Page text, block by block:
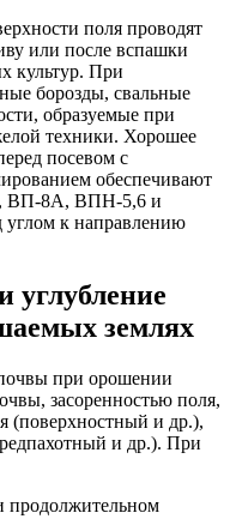
поля проводят
или после вспашки
культур. При
борозды, свальные
образуемые при
техники. Хорошее
посевом с
обеспечивают
ВП-8А, ВПН-5,6 и
углом к направлению
углубление
землях
при орошении
засоренностью поля,
(поверхностный и др.),
и др.). При
продолжительном